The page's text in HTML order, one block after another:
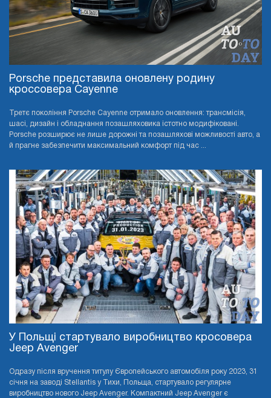
Porsche представила оновлену родину
кроссовера Cayenne
Третє покоління Porsche Cayenne отримало оновлення: трансмісія,
шасі, дизайн і обладнання позашляховика істотно модифіковані.
Porsche розширює не лише дорожні та позашляхові можливості авто, а
й прагне забезпечити максимальний комфорт під час ...
У Польщі стартувало виробництво кросовера
Jeep Avenger
Одразу після вручення титулу Європейського автомобіля року 2023, 31
січня на заводі Stellantis у Тихи, Польща, стартувало регулярне
виробництво нового Jeep Avenger. Компактний Jeep Avenger є